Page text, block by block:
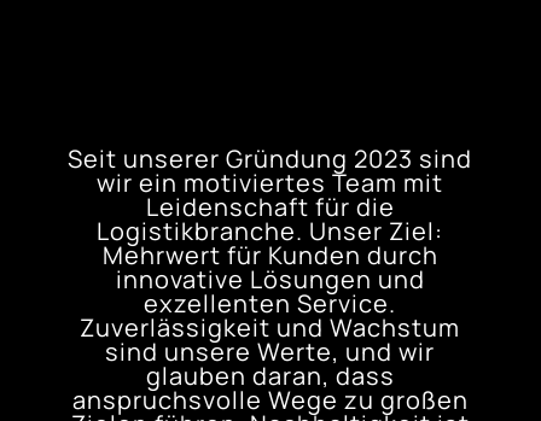
Seit unserer Gründung 2023 sind
wir ein motiviertes Team mit
Leidenschaft für die
Logistikbranche. Unser Ziel:
Mehrwert für Kunden durch
innovative Lösungen und
exzellenten Service.
Zuverlässigkeit und Wachstum
sind unsere Werte, und wir
glauben daran, dass
anspruchsvolle Wege zu großen